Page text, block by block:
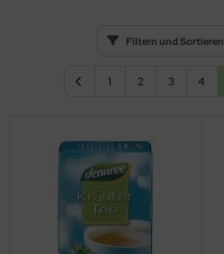
Filtern und Sortieren
1 2 3 4